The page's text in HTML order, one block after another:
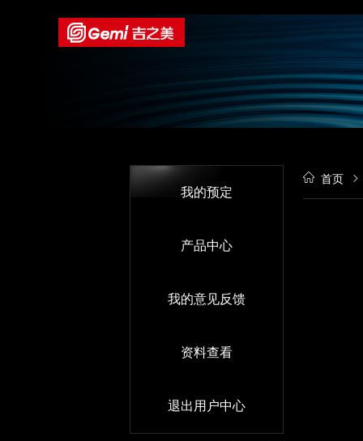
我的预定
产品中心
我的意见反馈
资料查看
退出用户中心
首页